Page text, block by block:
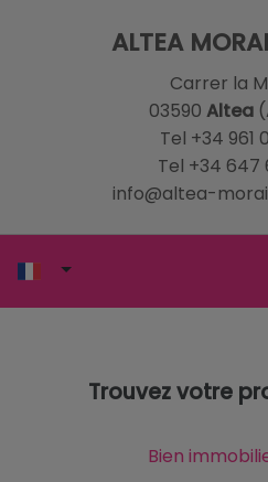
ALTEA
Carrer la
03590 Altea
Tel +34 961
Tel +34 647
info@altea-
Trouvez votre
Bien